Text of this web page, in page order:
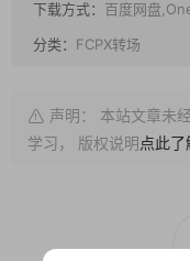
下载方式： 百度网盘
分类： FCPX转场
声明： 本站文章未
学习， 版权说明点此了